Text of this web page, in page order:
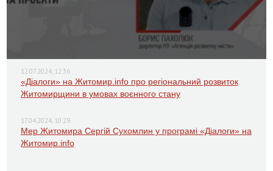
12.07.2024, 12:36
«Діалоги» на Житомир.info про регіональний розвиток
Житомирщини в умовах воєнного стану
17.04.2024, 10:29
Мер Житомира Сергій Сухомлин у програмі «Діалоги» на
Житомир.info